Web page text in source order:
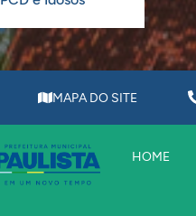
MAPA DO SITE
HOME